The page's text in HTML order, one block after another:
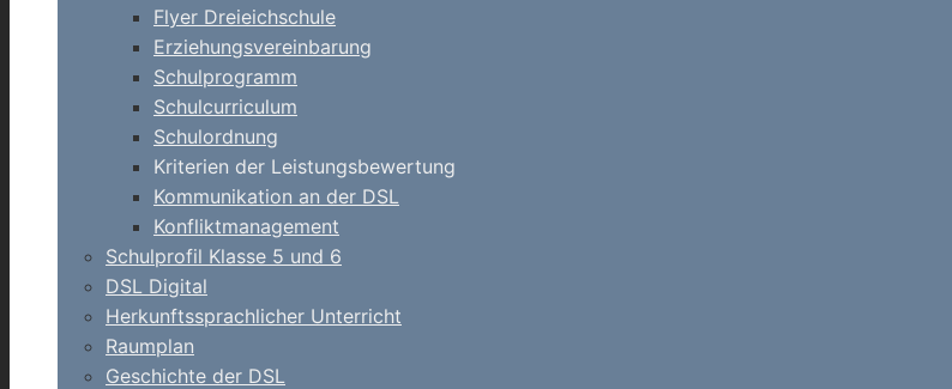
Flyer Dreieichschule
Erziehungsvereinbarung
Schulprogramm
Schulcurriculum
Schulordnung
Kriterien der Leistungsbewertung
Kommunikation an der DSL
Konfliktmanagement
Schulprofil Klasse 5 und 6
DSL Digital
Herkunftssprachlicher Unterricht
Raumplan
Geschichte der DSL